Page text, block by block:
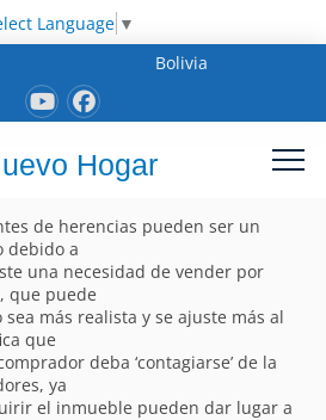
Language ▼
Bolivia
Hogar
de herencias pueden ser un
debido a
una necesidad de vender por
que puede
más realista y se ajuste más al
que
deba ‘contagiarse’ de la
ya
el inmueble pueden dar lugar a